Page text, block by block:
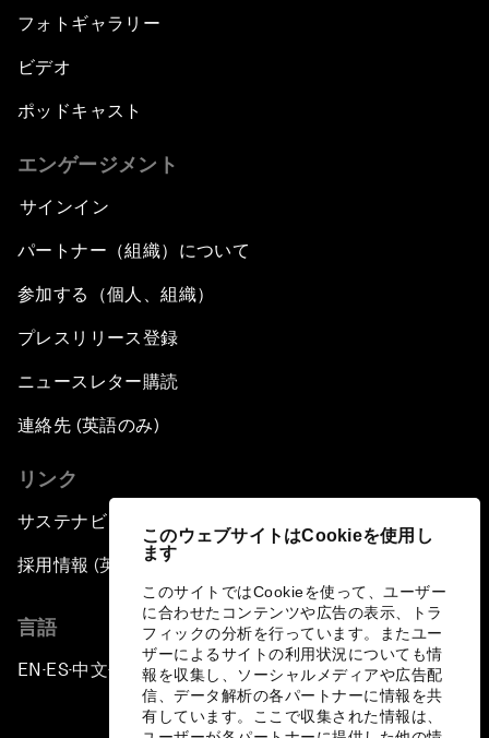
このウェブサイトはCookieを使用し
ます
このサイトではCookieを使って、ユーザー
に合わせたコンテンツや広告の表示、トラ
フィックの分析を行っています。またユー
ザーによるサイトの利用状況についても情
報を収集し、ソーシャルメディアや広告配
信、データ解析の各パートナーに情報を共
有しています。ここで収集された情報は、
Shaping Globalization 4.0
Automated Markets
Managing a Global Garbage Crisis
Plastic Pollution: An End in Sight?
Close Encounters with Jane Goodall and Skye
Trillion-Dollar Vision
Strategic Outlook on South Asia
Future Frontiers of Technology Control
Media Freedom in Crisis
Achieving a Single Market in Africa
フォトギャラリー
ビデオ
ポッドキャスト
エンゲージメント
サインイン
パートナー（組織）について
参加する（個人、組織）
プレスリリース登録
ニュースレター購読
連絡先 (英語のみ)
リンク
サステナビリティへの取り組み
採用情報 (英語のみ)
言語
EN ▪ES▪中文▪ 日本語